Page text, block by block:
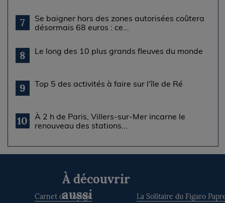
7
Se baigner hors des zones autorisées coûtera
désormais 68 euros : ce...
8 Le long des 10 plus grands fleuves du monde
9 Top 5 des activités à faire sur l'île de Ré
10
À 2 h de Paris, Villers-sur-Mer incarne le
renouveau des stations...
À découvrir
aussi
Carnet de voyage La Solitaire du Figaro